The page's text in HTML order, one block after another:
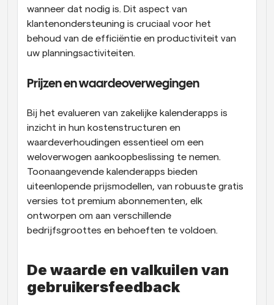
wanneer dat nodig is. Dit aspect van
klantenondersteuning is cruciaal voor het
behoud van de efficiëntie en productiviteit van
uw planningsactiviteiten.
Prijzen en waardeoverwegingen
Bij het evalueren van zakelijke kalenderapps is
inzicht in hun kostenstructuren en
waardeverhoudingen essentieel om een
weloverwogen aankoopbeslissing te nemen.
Toonaangevende kalenderapps bieden
uiteenlopende prijsmodellen, van robuuste gratis
versies tot premium abonnementen, elk
ontworpen om aan verschillende
bedrijfsgroottes en behoeften te voldoen.
De waarde en valkuilen van
gebruikersfeedback